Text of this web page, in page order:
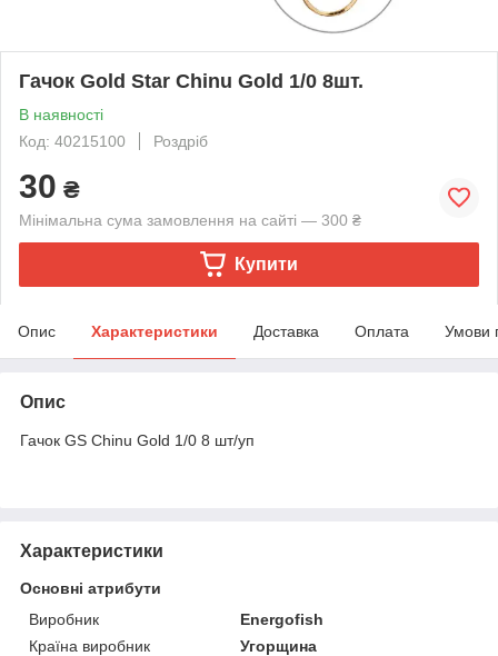
Гачок Gold Star Chinu Gold 1/0 8шт.
В наявності
Код: 40215100
Роздріб
30 ₴
Мінімальна сума замовлення на сайті — 300 ₴
Купити
Опис Характеристики Доставка Оплата Умови
Опис
Гачок GS Chinu Gold 1/0 8 шт/уп
Характеристики
Основні атрибути
Виробник
Energofish
Країна виробник
Угорщина